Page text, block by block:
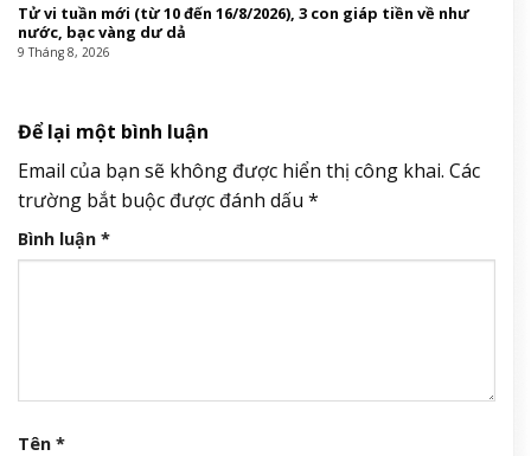
Tử vi tuần mới (từ 10 đến 16/8/2026), 3 con giáp tiền về như
nước, bạc vàng dư dả
9 Tháng 8, 2026
Để lại một bình luận
Email của bạn sẽ không được hiển thị công khai. Các
trường bắt buộc được đánh dấu *
Bình luận *
Tên *